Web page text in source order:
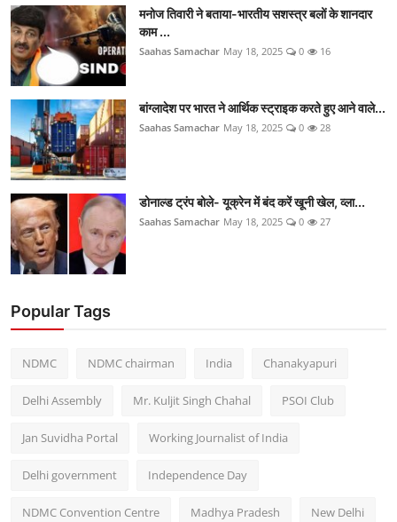
मनोज तिवारी ने बताया-भारतीय सशस्त्र बलों के शानदार
काम ...
Saahas Samachar May 18, 2025 0 16
बांग्लादेश पर भारत ने आर्थिक स्ट्राइक करते हुए आने वाले...
Saahas Samachar May 18, 2025 0 28
डोनाल्ड ट्रंप बोले- यूक्रेन में बंद करें खूनी खेल, व्ला...
Saahas Samachar May 18, 2025 0 27
Popular Tags
NDMC NDMC chairman India Chanakyapuri
Delhi Assembly Mr. Kuljit Singh Chahal PSOI Club
Jan Suvidha Portal Working Journalist of India
Delhi government Independence Day
NDMC Convention Centre Madhya Pradesh New Delhi